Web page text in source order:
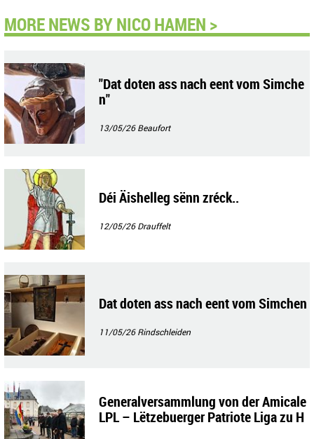
MORE NEWS BY NICO HAMEN >
"Dat doten ass nach eent vom Simche
n"
13/05/26Beaufort
Déi Äishelleg sënn zréck..
12/05/26Drauffelt
Dat doten ass nach eent vom Simchen
11/05/26Rindschleiden
Generalversammlung von der Amicale
LPL – Lëtzebuerger Patriote Liga zu H